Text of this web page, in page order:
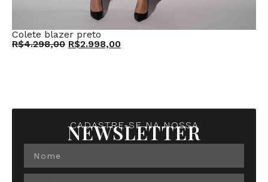
Colete blazer preto
R$4.298,00 R$2.998,00
CADASTRE-SE NA NOSSA
NEWSLETTER